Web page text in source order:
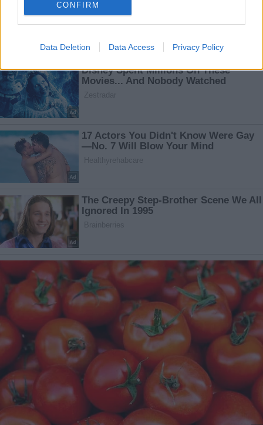
CONFIRM
Data Deletion Data Access Privacy Policy